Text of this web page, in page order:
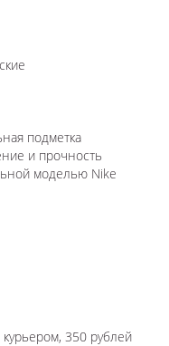
подметка
и прочность
моделью Nike
курьером, 350 рублей